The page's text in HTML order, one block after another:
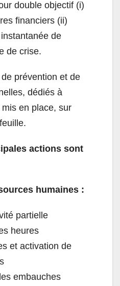
double objectif (i)
financiers (ii)
de
de crise.
prévention et de
dédiés à
en place, sur
actions sont
humaines :
partielle
heures
et activation de
embauches